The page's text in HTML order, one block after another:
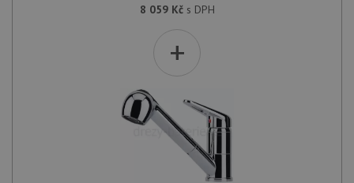
8 059 Kčs DPH
+